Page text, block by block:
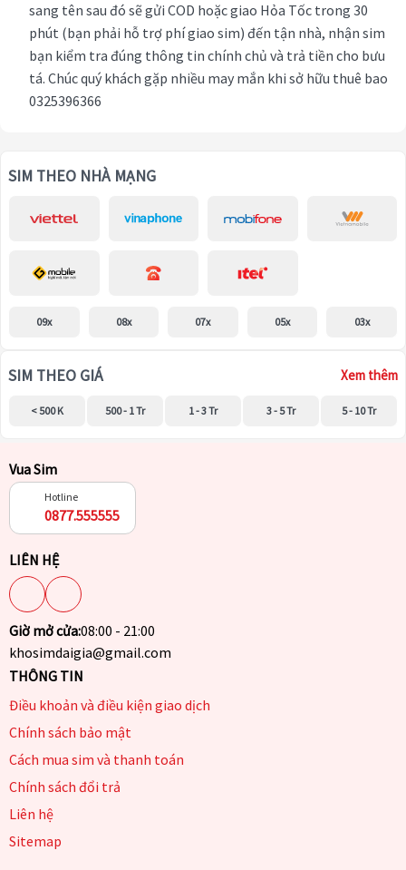
sang tên sau đó sẽ gửi COD hoặc giao Hỏa Tốc trong 30
phút (bạn phải hỗ trợ phí giao sim) đến tận nhà, nhận sim
bạn kiểm tra đúng thông tin chính chủ và trả tiền cho bưu
tá. Chúc quý khách gặp nhiều may mắn khi sở hữu thuê bao
0325396366
SIM THEO NHÀ MẠNG
09x 08x 07x 05x 03x
SIM THEO GIÁ Xem thêm
< 500 K 500 - 1 Tr 1 - 3 Tr 3 - 5 Tr 5 - 10 Tr
Vua Sim
Hotline
0877.555555
LIÊN HỆ
Giờ mở cửa:08:00 - 21:00
khosimdaigia@gmail.com
THÔNG TIN
Điều khoản và điều kiện giao dịch
Chính sách bảo mật
Cách mua sim và thanh toán
Chính sách đổi trả
Liên hệ
Sitemap